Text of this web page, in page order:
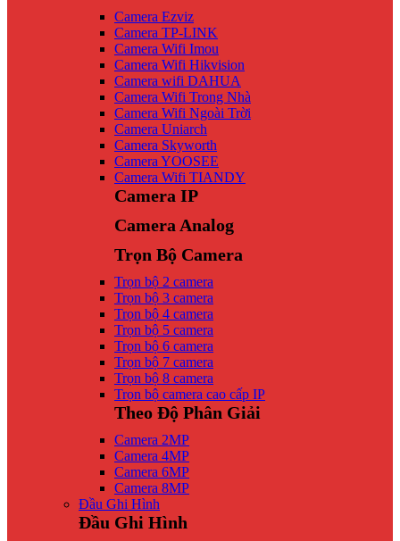
Camera Ezviz
Camera TP-LINK
Camera Wifi Imou
Camera Wifi Hikvision
Camera wifi DAHUA
Camera Wifi Trong Nhà
Camera Wifi Ngoài Trời
Camera Uniarch
Camera Skyworth
Camera YOOSEE
Camera Wifi TIANDY
Camera IP
Camera Analog
Trọn Bộ Camera
Trọn bộ 2 camera
Trọn bộ 3 camera
Trọn bộ 4 camera
Trọn bộ 5 camera
Trọn bộ 6 camera
Trọn bộ 7 camera
Trọn bộ 8 camera
Trọn bộ camera cao cấp IP
Theo Độ Phân Giải
Camera 2MP
Camera 4MP
Camera 6MP
Camera 8MP
Đầu Ghi Hình
Đầu Ghi Hình